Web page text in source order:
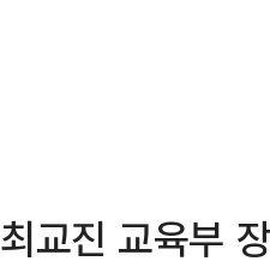
최교진 교육부